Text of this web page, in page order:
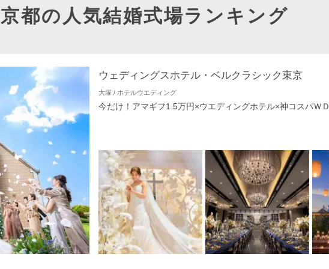
都の人気結婚式場ランキング
ウェディングスホテル・ベルクラシック東京
大塚 / ホテルウエディング
今だけ！アマギフ1.5万円×ウエディングホテル×神コスパＷＤ